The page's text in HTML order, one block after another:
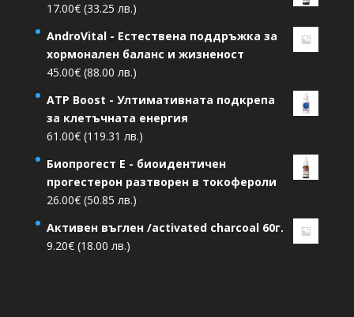
17.00€ (33.25 лв.)
AndroVital - Естествена поддръжка за
хормонален баланс и жизненост
45.00€ (88.00 лв.)
ATP Boost - Ултимативната подкрепа
за клетъчната енергия
61.00€ (119.31 лв.)
Биопрогест Е - биоидентичен
прогестерон разтворен в токофероли
26.00€ (50.85 лв.)
Активен въглен /activated charcoal 60г.
9.20€ (18.00 лв.)